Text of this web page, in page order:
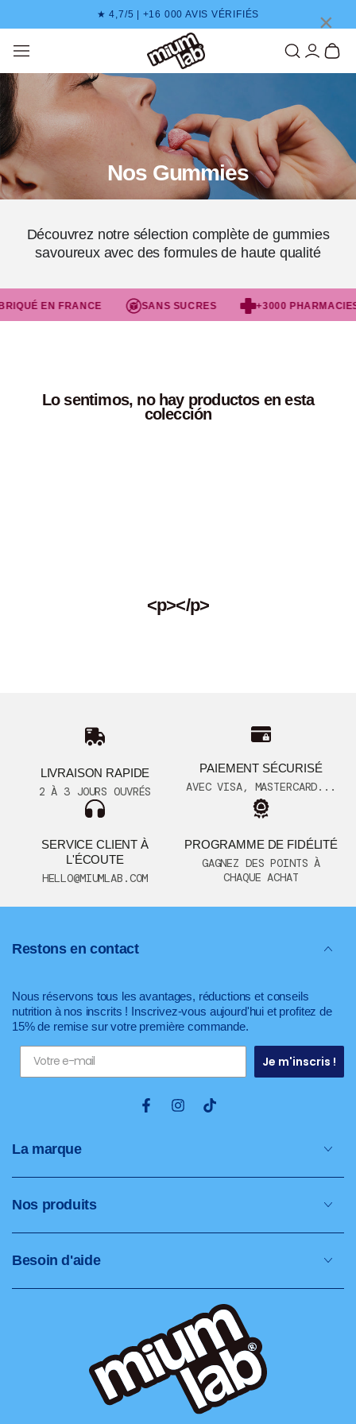
IGNORAR EL CONTENIDO PAIEMENT EN 3X SANS
Mi cuenta
Cesta
Nos Gummies
Découvrez notre sélection complète de gummies
savoureux avec des formules de haute qualité
EN FRANCE SANS SUCRES +3000 PHARMACIES
Lo sentimos, no hay productos en esta
colección
<p></p>
LIVRAISON RAPIDE
2 À 3 JOURS OUVRÉS
PAIEMENT SÉCURISÉ
AVEC VISA, MASTERCARD...
SERVICE CLIENT À
L'ÉCOUTE
HELLO@MIUMLAB.COM
PROGRAMME DE FIDÉLITÉ
GAGNEZ DES POINTS À
CHAQUE ACHAT
La marque
Nos produits
Besoin d'aide
Restons en contact
Nous réservons tous les avantages, réductions et conseils
nutrition à nos inscrits ! Inscrivez-vous aujourd'hui et profitez de
15% de remise sur votre première commande.
Je m'inscris !
FacebookInstagramTikTok
×